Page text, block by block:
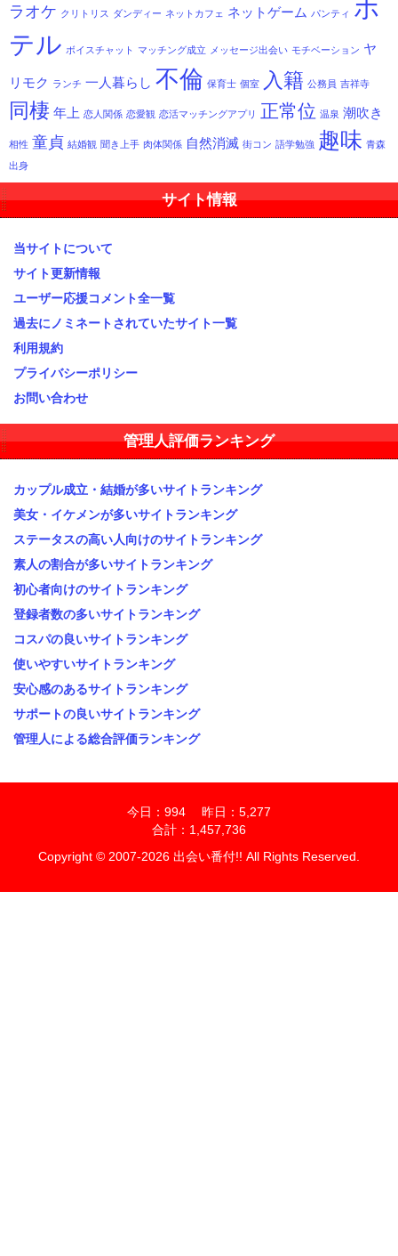
ラオケ クリトリス ダンディー ネットカフェ ネットゲーム パンティ ホ
テル ボイスチャット マッチング成立 メッセージ出会い モチベーション ヤ
リモク ランチ 一人暮らし 不倫 保育士 個室 入籍 公務員 吉祥寺
同棲 年上 恋人関係 恋愛観 恋活マッチングアプリ 正常位 温泉 潮吹き
相性 童貞 結婚観 聞き上手 肉体関係 自然消滅 街コン 語学勉強 趣味 青森
出身
サイト情報
当サイトについて
サイト更新情報
ユーザー応援コメント全一覧
過去にノミネートされていたサイト一覧
利用規約
プライバシーポリシー
お問い合わせ
管理人評価ランキング
カップル成立・結婚が多いサイトランキング
美女・イケメンが多いサイトランキング
ステータスの高い人向けのサイトランキング
素人の割合が多いサイトランキング
初心者向けのサイトランキング
登録者数の多いサイトランキング
コスパの良いサイトランキング
使いやすいサイトランキング
安心感のあるサイトランキング
サポートの良いサイトランキング
管理人による総合評価ランキング
今日：994 昨日：5,277
合計：1,457,736
Copyright © 2007-2026 出会い番付!! All Rights Reserved.